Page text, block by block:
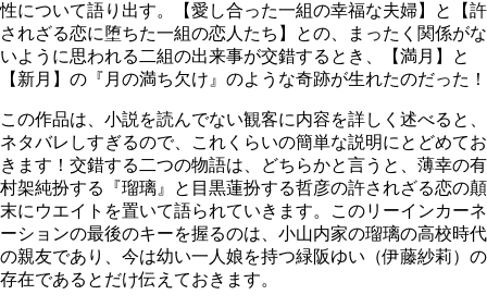
性について語り出す。【愛し合った一組の幸福な夫婦】と【許
されざる恋に堕ちた一組の恋人たち】との、まったく関係がな
いように思われる二組の出来事が交錯するとき、【満月】と
【新月】の『月の満ち欠け』のような奇跡が生れたのだった！
この作品は、小説を読んでない観客に内容を詳しく述べると、
ネタバレしすぎるので、これくらいの簡単な説明にとどめてお
きます！交錯する二つの物語は、どちらかと言うと、薄幸の有
村架純扮する『瑠璃』と目黒蓮扮する哲彦の許されざる恋の顛
末にウエイトを置いて語られていきます。このリーインカーネ
ーションの最後のキーを握るのは、小山内家の瑠璃の高校時代
の親友であり、今は幼い一人娘を持つ緑阪ゆい（伊藤紗莉）の
存在であるとだけ伝えておきます。